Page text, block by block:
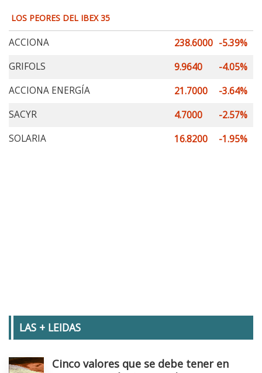
LOS PEORES DEL IBEX 35
ACCIONA 238.6000 -5.39%
GRIFOLS
9.9640
-4.05%
ACCIONA ENERGÍA
21.7000
-3.64%
SACYR
4.7000
-2.57%
SOLARIA
16.8200 -1.95%
LAS + LEIDAS
Cinco valores que se debe tener en